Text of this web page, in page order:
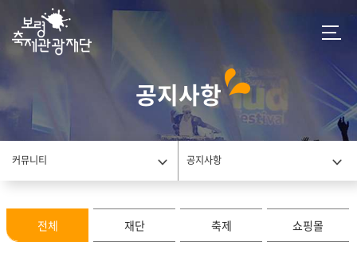
공지사항
커뮤니티 공지사항
전체 재단 축제 쇼핑몰